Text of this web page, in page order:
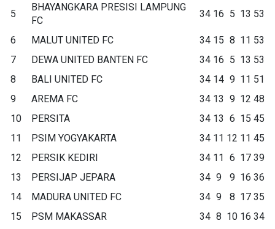
5
BHAYANGKARA PRESISI LAMPUNG
FC
34 16 5 13 53
6 MALUT UNITED FC 34 15 8 11 53
7
DEWA UNITED BANTEN FC 34 16 5 13 53
8
BALI UNITED FC 34 14 9 11 51
9
AREMA FC 34 13 9 12 48
10
PERSITA 34 13 6 15 45
11
PSIM YOGYAKARTA 34 11 12 11 45
12
PERSIK KEDIRI 34 11 6 17 39
13
PERSIJAP JEPARA 34 9 9 16 36
14
MADURA UNITED FC 34 9 8 17 35
15
PSM MAKASSAR 34 8 10 16 34